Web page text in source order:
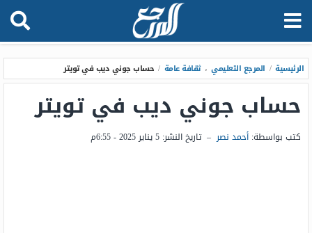
الرئيسية / المرجع التعليمي ، ثقافة عامة / حساب جوني ديب في تويتر
حساب جوني ديب في تويتر
كتب بواسطة: أحمد نصر – تاريخ النشر: 5 يناير 2025 - 6:55م